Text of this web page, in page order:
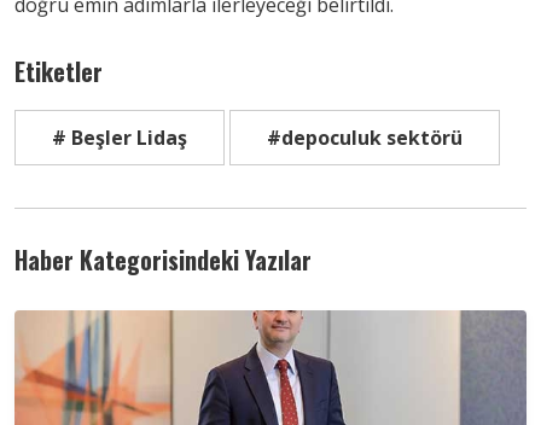
Etiketler
# Beşler Lidaş #depoculuk sektörü
Haber Kategorisindeki Yazılar